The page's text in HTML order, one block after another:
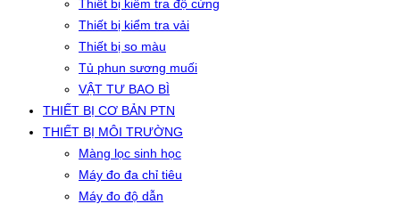
Thiết bị kiểm tra độ cứng
Thiết bị kiểm tra vải
Thiết bị so màu
Tủ phun sương muối
VẬT TƯ BAO BÌ
THIẾT BỊ CƠ BẢN PTN
THIẾT BỊ MÔI TRƯỜNG
Màng lọc sinh học
Máy đo đa chỉ tiêu
Máy đo độ dẫn